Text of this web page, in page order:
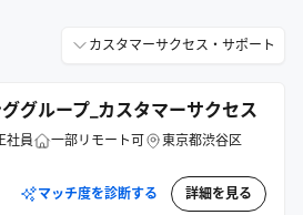
カスタマーサクセス・サポート
グループ_カスタマーサクセス
社員 一部リモート可 東京都渋谷区
マッチ度を診断する 詳細を見る